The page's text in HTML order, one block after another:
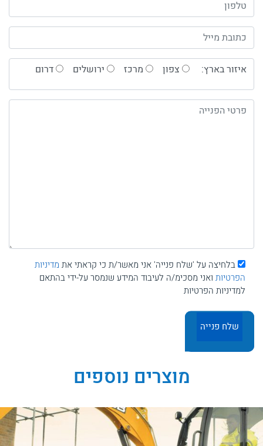
איזור בארץ: צפון מרכז ירושלים דרום
בלחיצה על 'שלח פנייה' אני מאשר/ת כי קראתי את מדיניות
הפרטיות ואני מסכימ/ה לעיבוד המידע שנמסר על-ידי בהתאם
למדיניות הפרטיות
מוצרים נוספים